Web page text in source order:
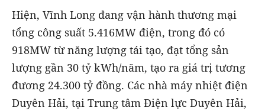
Hiện, Vĩnh Long đang vận hành thương mại
tổng công suất 5.416MW điện, trong đó có
918MW từ năng lượng tái tạo, đạt tổng sản
lượng gần 30 tỷ kWh/năm, tạo ra giá trị tương
đương 24.300 tỷ đồng. Các nhà máy nhiệt điện
Duyên Hải, tại Trung tâm Điện lực Duyên Hải,